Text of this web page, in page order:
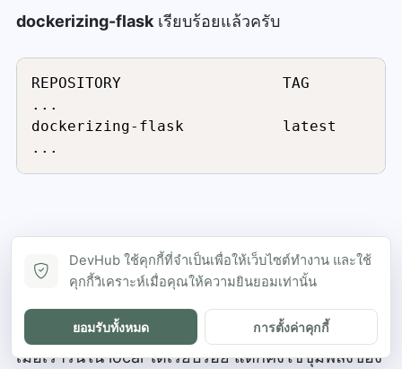
dockerizing-flaskเรียบร้อยแล้วครับ
REPOSITORY                  TAG
...
dockerizing-flask           latest
...
Push ตัว Image ไปที่ Docker Hub
เมื่อเรารันใน local ได้เรียบร้อย แต่ก็คงใช้ขุมพลังของ
DevHub ใช้คุกกี้ที่จำเป็นเพื่อให้เว็บไซต์ทำงาน และใช้
คุกกี้วิเคราะห์เมื่อคุณให้ความยินยอมเท่านั้น
ยอมรับทั้งหมด การตั้งค่าคุกกี้